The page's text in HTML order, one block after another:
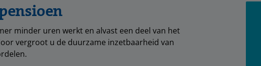
minder uren werkt en alvast een deel van het
vergroot u de duurzame inzetbaarheid van